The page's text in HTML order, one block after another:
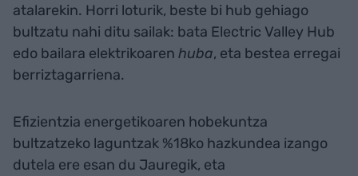
atalarekin. Horri loturik, beste bi hub gehiago
bultzatu nahi ditu sailak: bata Electric Valley Hub
edo bailara elektrikoaren huba, eta bestea erregai
berriztagarriena.
Efizientzia energetikoaren hobekuntza
bultzatzeko laguntzak %18ko hazkundea izango
dutela ere esan du Jauregik, eta